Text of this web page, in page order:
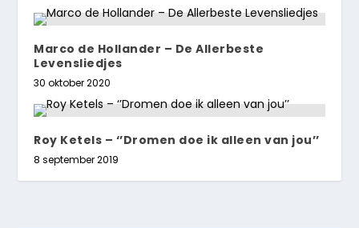
Marco de Hollander – De Allerbeste
Levensliedjes
30 oktober 2020
Roy Ketels – ‘’Dromen doe ik alleen van jou’’
8 september 2019